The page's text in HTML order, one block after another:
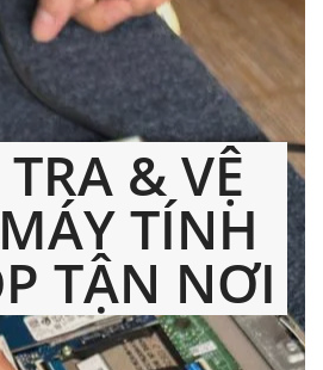
& VỆ
TÍNH
TẬN NƠI